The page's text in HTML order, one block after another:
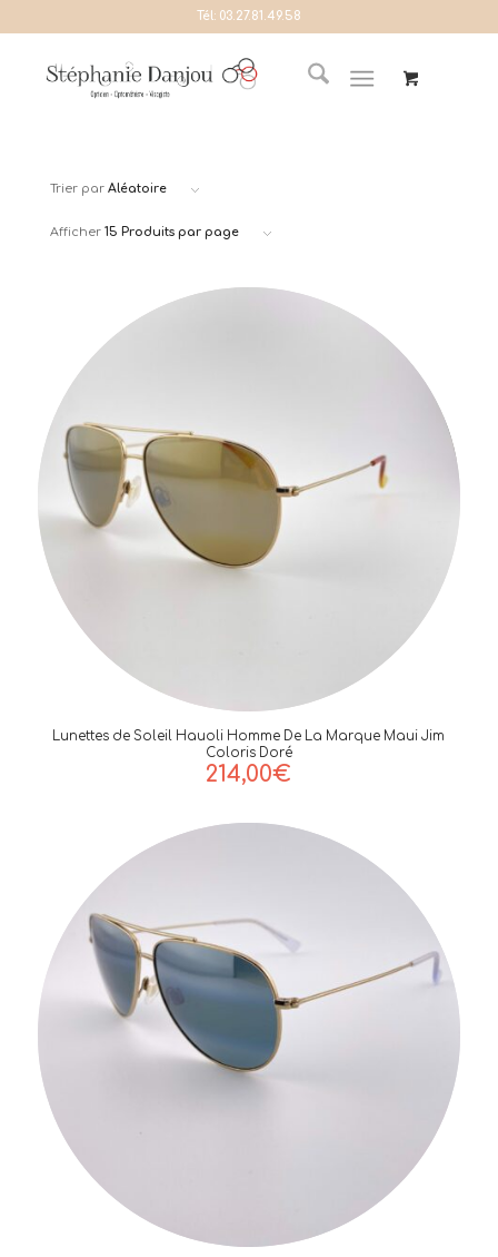
Tél: 03.27.81.49.58
Trier par Aléatoire
Afficher 15 Produits par page
Lunettes de Soleil Hauoli Homme De La Marque Maui Jim
Coloris Doré
214,00€